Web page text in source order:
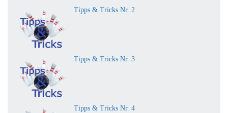
Tipps & Tricks Nr. 2
Tipps & Tricks Nr. 3
Tipps & Tricks Nr. 4